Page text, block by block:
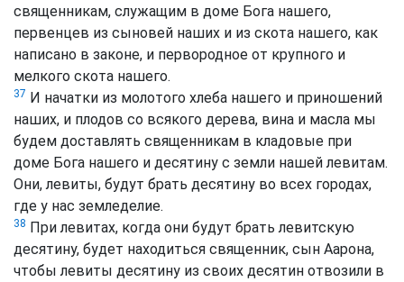
священникам, служащим в доме Бога нашего,
первенцев из сыновей наших и из скота нашего, как
написано в законе, и первородное от крупного и
мелкого скота нашего.
37 И начатки из молотого хлеба нашего и приношений
наших, и плодов со всякого дерева, вина и масла мы
будем доставлять священникам в кладовые при
доме Бога нашего и десятину с земли нашей левитам.
Они, левиты, будут брать десятину во всех городах,
где у нас земледелие.
38 При левитах, когда они будут брать левитскую
десятину, будет находиться священник, сын Аарона,
чтобы левиты десятину из своих десятин отвозили в